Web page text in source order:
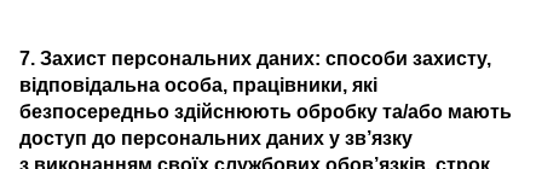
7. Захист персональних даних: способи захисту,
відповідальна особа, працівники, які
безпосередньо здійснюють обробку та/або мають
доступ до персональних даних у зв’язку
з виконанням своїх службових обов’язків, строк